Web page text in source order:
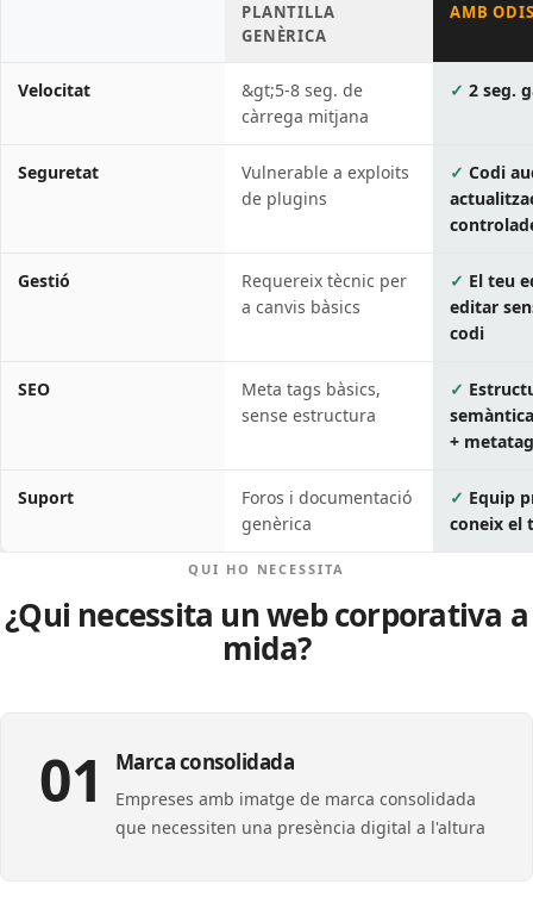
PLANTILLA
GENÈRICA
AMB
Velocitat
&gt;5-8 seg. de
càrrega mitjana
2 seg.
Seguretat
Vulnerable a exploits
de plugins
Codi
Gestió
Requereix tècnic per
a canvis bàsics
El teu
editar
codi
SEO
Meta tags bàsics,
sense estructura
+
Suport
Foros i documentació
genèrica
Equip
coneix el
QUI HO NECESSITA
¿Qui necessita un web corporativa a
mida?
01 Marca consolidada
Empreses amb imatge de marca consolidada
que necessiten una presència digital a l'altura